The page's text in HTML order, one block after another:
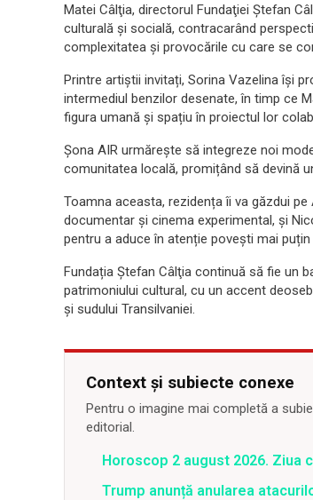
Matei Câlţia, directorul Fundaţiei Ştefan
culturală și socială, contracarând
complexitatea și provocările cu care se
Printre artiștii invitați, Sorina Vazelina își
intermediul benzilor desenate, în timp ce
figura umană și spațiu în proiectul lor
Şona AIR urmărește să integreze noi
comunitatea locală, promițând să devină
Toamna aceasta, rezidența îi va găzdui
documentar și cinema experimental, și
pentru a aduce în atenție povești mai
Fundația Ştefan Câlţia continuă să fie un
patrimoniului cultural, cu un accent
și sudului Transilvaniei.
Context și subiecte conexe
Pentru o imagine mai completă a
editorial.
Horoscop 2 august 2026. Ziua
Trump anunță anularea